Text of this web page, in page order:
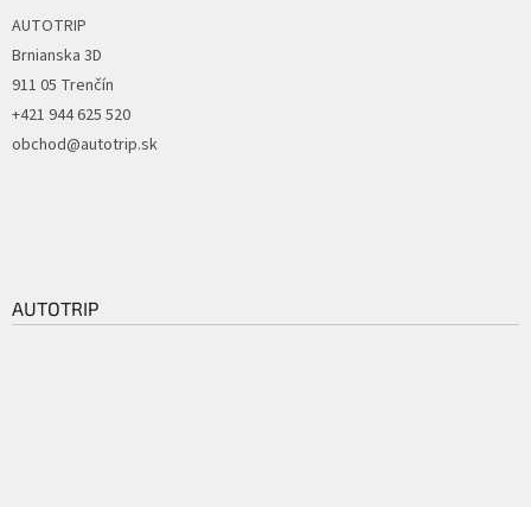
AUTOTRIP
Brnianska 3D
911 05 Trenčín
+421 944 625 520
obchod@autotrip.sk
AUTOTRIP